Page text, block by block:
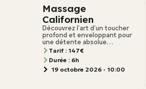
Massage
Californien
Découvrez l’art d’un toucher
profond et enveloppant pour
une détente absolue
Description Apprenez la
technique du massage
californien, un soin
Tarif : 147€
Durée : 6h
19 octobre 2026 - 10:00